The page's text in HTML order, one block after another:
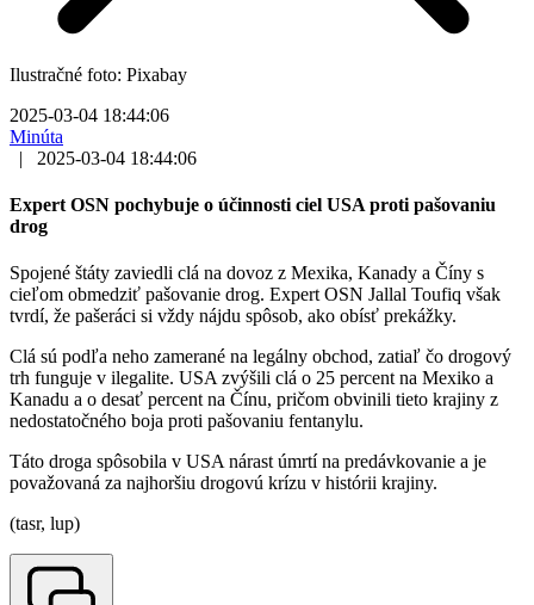
Ilustračné foto: Pixabay
2025-03-04 18:44:06
Minúta
|
2025-03-04 18:44:06
Expert OSN pochybuje o účinnosti ciel USA proti pašovaniu
drog
Spojené štáty zaviedli clá na dovoz z Mexika, Kanady a Číny s
cieľom obmedziť pašovanie drog. Expert OSN Jallal Toufiq však
tvrdí, že pašeráci si vždy nájdu spôsob, ako obísť prekážky.
Clá sú podľa neho zamerané na legálny obchod, zatiaľ čo drogový
trh funguje v ilegalite. USA zvýšili clá o 25 percent na Mexiko a
Kanadu a o desať percent na Čínu, pričom obvinili tieto krajiny z
nedostatočného boja proti pašovaniu fentanylu.
Táto droga spôsobila v USA nárast úmrtí na predávkovanie a je
považovaná za najhoršiu drogovú krízu v histórii krajiny.
(tasr, lup)